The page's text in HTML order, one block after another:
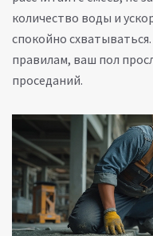
количество воды и
спокойно
правилам, ваш пол
проседаний.